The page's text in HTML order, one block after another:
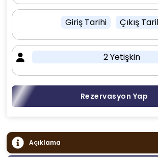
Giriş Tarihi Çıkış
2 Yetişkin
Rezervasyon Yap
Açıklama